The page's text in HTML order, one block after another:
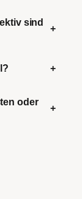
sind
+
+
oder
+